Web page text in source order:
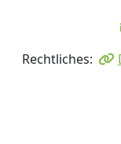
Rechtliches: